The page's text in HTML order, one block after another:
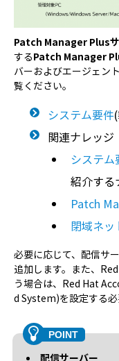
Patch Manager Plus
するPatch Manager
バーおよびエージェン
覧ください。
システム要件
関連ナレッジ
システム
紹介する
Patch
閉域ネ
必要に応じて、配信サ
追加します。また、
う場合は、Red Hat
d System)を設定する必
配信サーバー